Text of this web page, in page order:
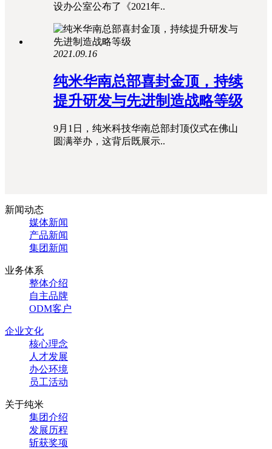
设办公室公布了《2021年..
2021.09.16
纯米华南总部喜封金顶，持续
提升研发与先进制造战略等级
9月1日，纯米科技华南总部封顶仪式在佛山
圆满举办，这背后既展示..
新闻动态
媒体新闻
产品新闻
集团新闻
业务体系
整体介绍
自主品牌
ODM客户
企业文化
核心理念
人才发展
办公环境
员工活动
关于纯米
集团介绍
发展历程
斩获奖项